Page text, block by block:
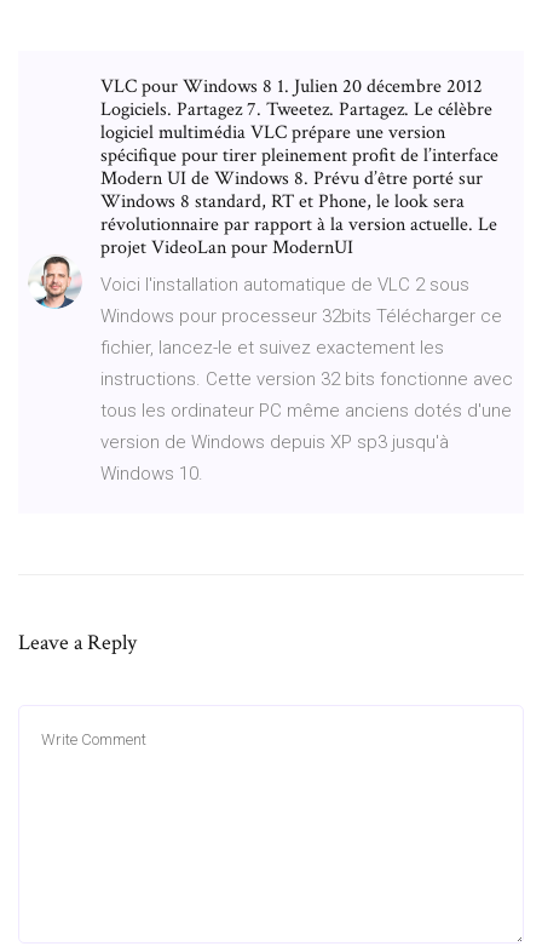
VLC pour Windows 8 1. Julien 20 décembre 2012
Logiciels. Partagez 7. Tweetez. Partagez. Le célèbre
logiciel multimédia VLC prépare une version
spécifique pour tirer pleinement profit de l’interface
Modern UI de Windows 8. Prévu d’être porté sur
Windows 8 standard, RT et Phone, le look sera
révolutionnaire par rapport à la version actuelle. Le
projet VideoLan pour ModernUI
Voici l'installation automatique de VLC 2 sous
Windows pour processeur 32bits Télécharger ce
fichier, lancez-le et suivez exactement les
instructions. Cette version 32 bits fonctionne avec
tous les ordinateur PC même anciens dotés d'une
version de Windows depuis XP sp3 jusqu'à
Windows 10.
Leave a Reply